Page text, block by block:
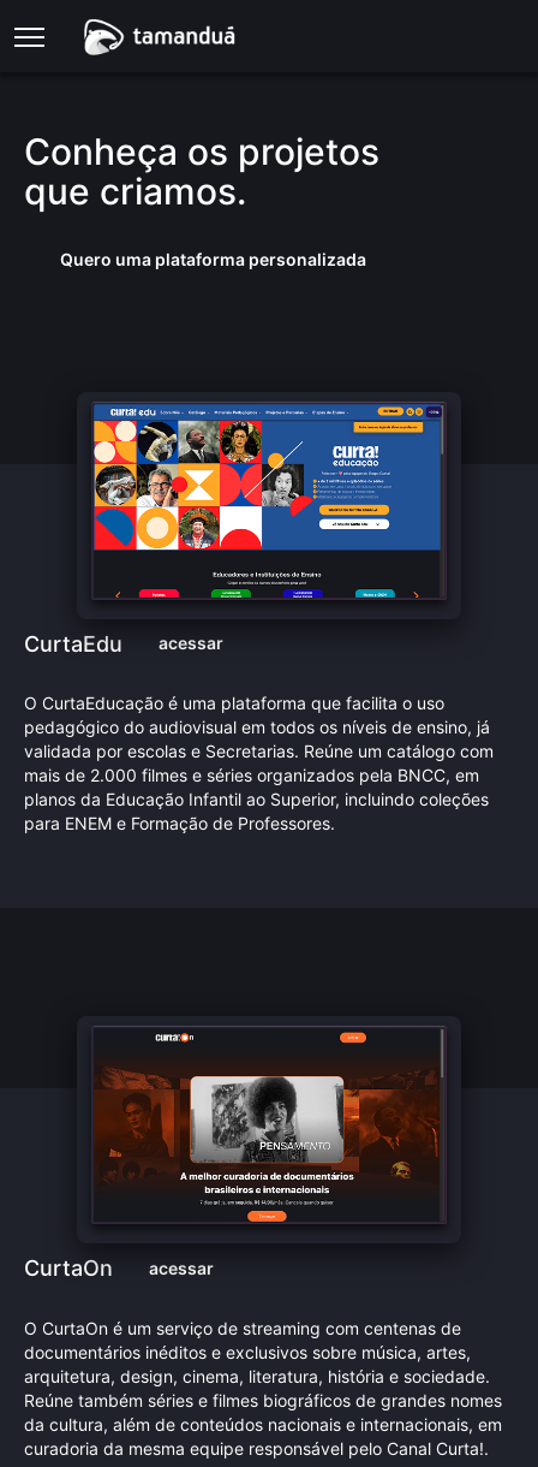
Conheça os projetos
que criamos.
Quero uma plataforma personalizada
CurtaEdu acessar
O CurtaEducação é uma plataforma que facilita o uso
pedagógico do audiovisual em todos os níveis de ensino, já
validada por escolas e Secretarias. Reúne um catálogo com
mais de 2.000 filmes e séries organizados pela BNCC, em
planos da Educação Infantil ao Superior, incluindo coleções
para ENEM e Formação de Professores.
CurtaOn acessar
O CurtaOn é um serviço de streaming com centenas de
documentários inéditos e exclusivos sobre música, artes,
arquitetura, design, cinema, literatura, história e sociedade.
Reúne também séries e filmes biográficos de grandes nomes
da cultura, além de conteúdos nacionais e internacionais, em
curadoria da mesma equipe responsável pelo Canal Curta!.